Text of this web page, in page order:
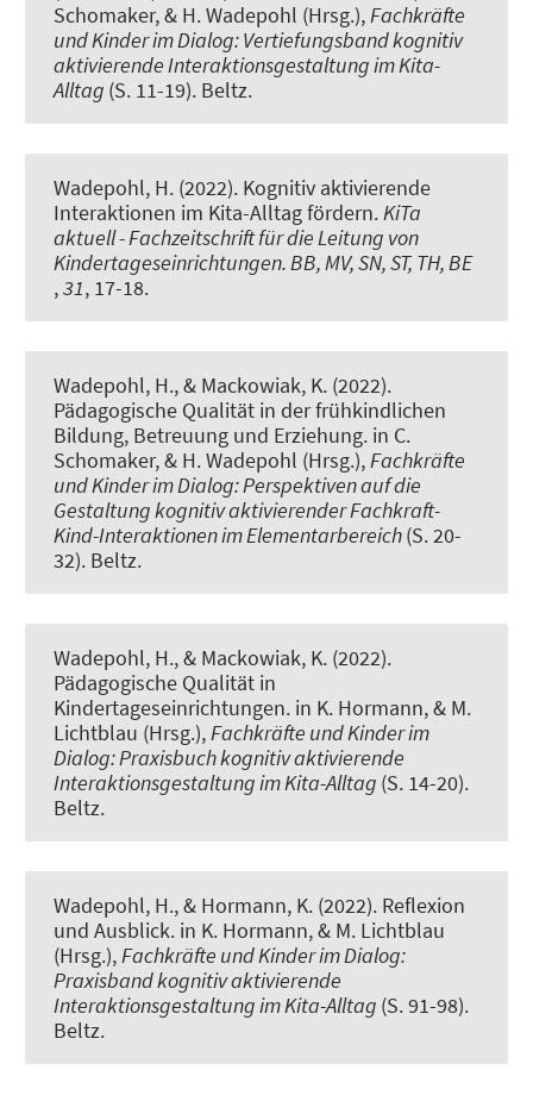
Schomaker, & H. Wadepohl (Hrsg.),Fachkräfte
und Kinder im Dialog: Vertiefungsband kognitiv
aktivierende Interaktionsgestaltung im Kita-
Alltag (S. 11-19). Beltz.
Wadepohl, H. (2022). Kognitiv aktivierende
Interaktionen im Kita-Alltag fördern.KiTa
aktuell - Fachzeitschrift für die Leitung von
Kindertageseinrichtungen. BB, MV, SN, ST, TH, BE
,31, 17-18.
Wadepohl, H., & Mackowiak, K. (2022).
Pädagogische Qualität in der frühkindlichen
Bildung, Betreuung und Erziehung. in C.
Schomaker, & H. Wadepohl (Hrsg.),Fachkräfte
und Kinder im Dialog: Perspektiven auf die
Gestaltung kognitiv aktivierender Fachkraft-
Kind-Interaktionen im Elementarbereich(S. 20-
32). Beltz.
Wadepohl, H., & Mackowiak, K. (2022).
Pädagogische Qualität in
Kindertageseinrichtungen. in K. Hormann, & M.
Lichtblau (Hrsg.),Fachkräfte und Kinder im
Dialog: Praxisbuch kognitiv aktivierende
Interaktionsgestaltung im Kita-Alltag (S. 14-20).
Beltz.
Wadepohl, H., & Hormann, K. (2022). Reflexion
und Ausblick. in K. Hormann, & M. Lichtblau
(Hrsg.),Fachkräfte und Kinder im Dialog:
Praxisband kognitiv aktivierende
Interaktionsgestaltung im Kita-Alltag (S. 91-98).
Beltz.